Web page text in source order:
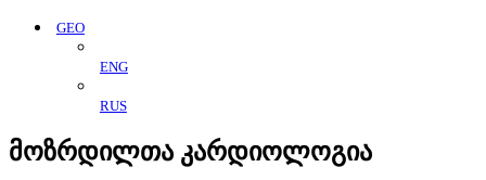
GEO
ENG
RUS
მოზრდილთა კარდიოლოგია